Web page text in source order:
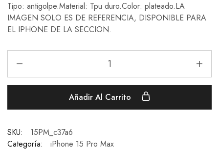
Tipo: antigolpe.Material: Tpu duro.Color: plateado.LA
IMAGEN SOLO ES DE REFERENCIA, DISPONIBLE PARA
EL IPHONE DE LA SECCION.
Añadir Al Carrito
SKU:
15PM_c37a6
Categoría:
iPhone 15 Pro Max